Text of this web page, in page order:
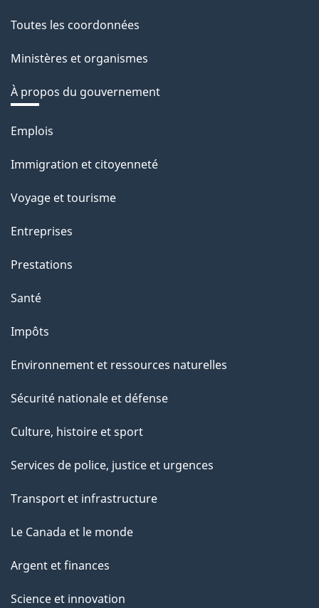
Toutes les coordonnées
Ministères et organismes
À propos du gouvernement
Thèmes
sujets
Emplois
Immigration et citoyenneté
Voyage et tourisme
Entreprises
Prestations
Santé
Impôts
Environnement et ressources naturelles
Sécurité nationale et défense
Culture, histoire et sport
Services de police, justice et urgences
Transport et infrastructure
Le Canada et le monde
Argent et finances
Science et innovation